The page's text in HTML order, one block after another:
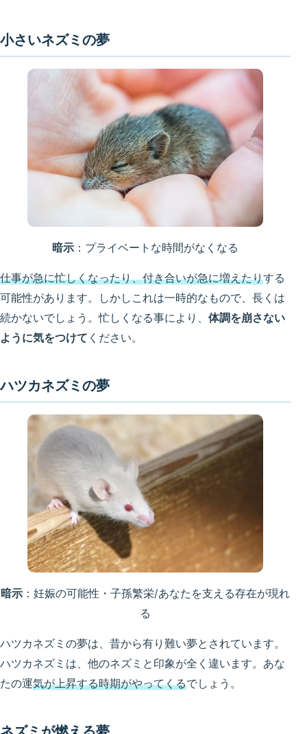
小さいネズミの夢
暗示 ：プライベートな時間がなくなる
仕事が急に忙しくなったり、付き合いが急に増えたりする
可能性があります。しかしこれは一時的なもので、長くは
続かないでしょう。忙しくなる事により、 体調を崩さない
ように気をつけて ください。
ハツカネズミの夢
暗示 ：妊娠の可能性・子孫繁栄/あなたを支える存在が現れ
る
ハツカネズミの夢は、昔から有り難い夢とされています。
ハツカネズミは、他のネズミと印象が全く違います。あな
たの運気が上昇する時期がやってくるでしょう。